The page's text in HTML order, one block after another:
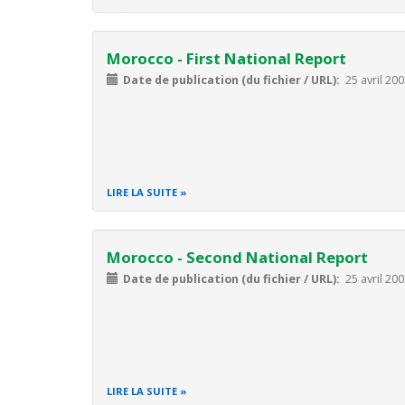
Morocco - First National Report
Date de publication (du fichier / URL) 25 avril
LIRE LA SUITE
Morocco - Second National Report
Date de publication (du fichier / URL) 25 avril
LIRE LA SUITE